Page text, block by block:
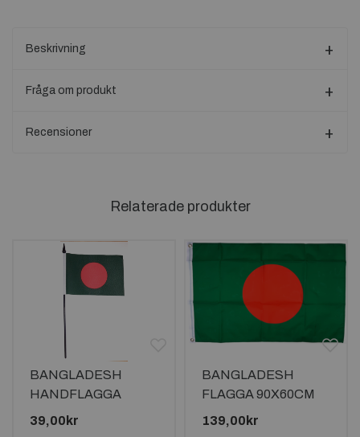
Beskrivning
Fråga om produkt
Recensioner
Relaterade produkter
BANGLADESH
HANDFLAGGA
15X10CM
39,00kr
BANGLADESH
FLAGGA 90X60CM
139,00kr